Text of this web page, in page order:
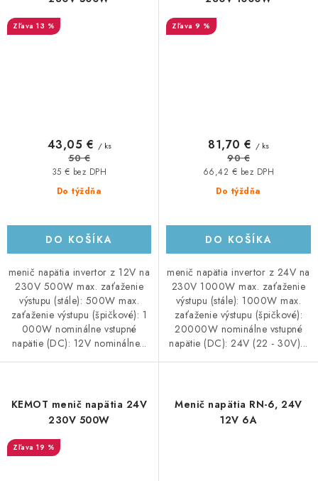
13 %
Do týždňa
35 € bez DPH
43,05 € / ks
50 €
DO KOŠÍKA
menič napätia invertor z 12V na
230V 500W max. zaťaženie
výstupu (stále): 500W max.
zaťaženie výstupu (špičkové): 1
000W nominálne vstupné
napätie (DC): 12V nominálne...
9 %
Do týždňa
66,42 € bez DPH
81,70 € / ks
90 €
DO KOŠÍKA
menič napätia invertor z 24V na
230V 1000W max. zaťaženie
výstupu (stále): 1000W max.
zaťaženie výstupu (špičkové):
20000W nominálne vstupné
napätie (DC): 24V (22 - 30V)...
KEMOT menič napätia 24V
230V 500W
19 %
Menič napätia RN-6, 24V
12V 6A